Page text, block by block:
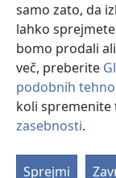
samo zato, da
lahko
bomo prodali
več, preberite
podobnih
koli spremenite
zasebnosti.
Sprejmi
Watchtower
Copyright© 2026
POGOJI